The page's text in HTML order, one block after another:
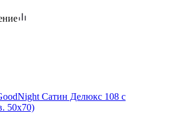
Сатин Делюкс 108 с
50х70)